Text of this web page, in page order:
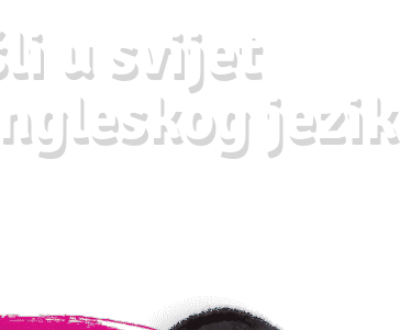
u svijet
jezik